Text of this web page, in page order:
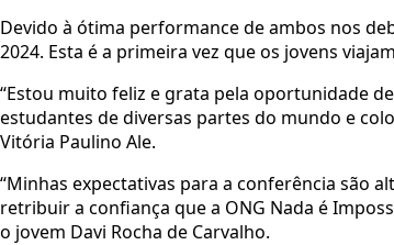
Devido à ótima performance de ambos nos
2024. Esta é a primeira vez que os jovens
“Estou muito feliz e grata pela oportunidade
estudantes de diversas partes do mundo e
Vitória Paulino Ale.
“Minhas expectativas para a conferência são
retribuir a confiança que a ONG Nada é
o jovem Davi Rocha de Carvalho.